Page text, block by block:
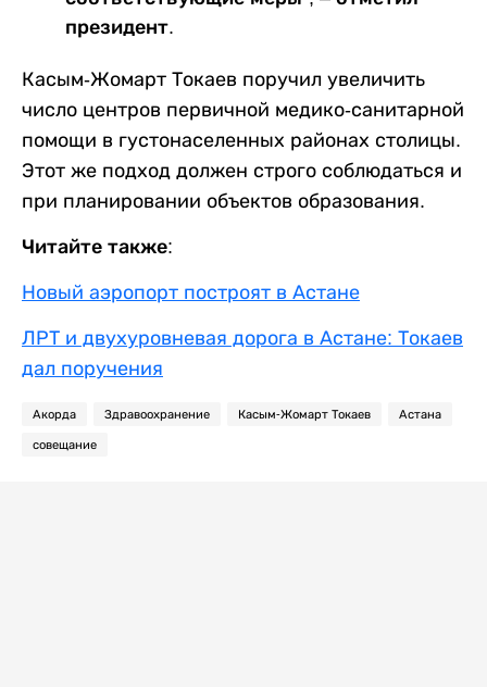
президент.
Касым-Жомарт Токаев поручил увеличить
число центров первичной медико-санитарной
помощи в густонаселенных районах столицы.
Этот же подход должен строго соблюдаться и
при планировании объектов образования.
Читайте также:
Новый аэропорт построят в Астане
ЛРТ и двухуровневая дорога в Астане: Токаев
дал поручения
Акорда Здравоохранение Касым-Жомарт Токаев Астана
совещание